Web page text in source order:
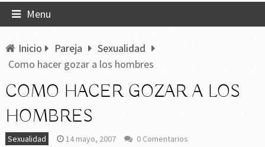
Menu
Inicio Pareja
Sexualidad
Como hacer gozar a los hombres
COMO HACER GOZAR A LOS
HOMBRES
Sexualidad 14 mayo, 2007
0 Comentarios